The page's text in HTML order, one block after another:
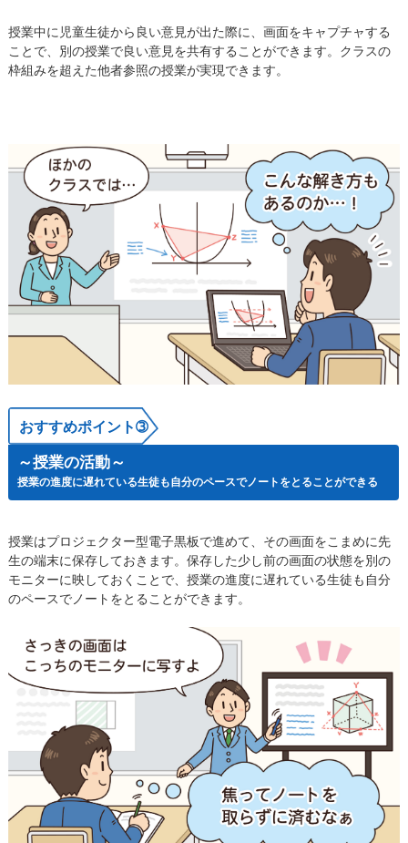
授業中に児童生徒から良い意見が出た際に、​画面をキャプチャする
ことで、​別の授業で良い意見を共有することができます。​クラスの
枠組みを超えた他者参照の授業が実現できます。​
おすすめポイント➂
～授業の活動～
​授業の進度に遅れている生徒も自分のペースでノートをとることができる​
授業はプロジェクター型電子黒板で進めて、その画面をこまめに先
生の端末に保存しておきます。保存した少し前の画面の状態を別の
モニターに映しておくことで、授業の進度に遅れている生徒も自分
のペースでノートをとることができます。​